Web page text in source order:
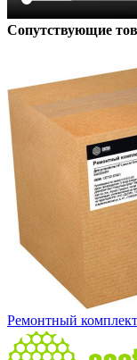
Сопутствующие
Ремонтный